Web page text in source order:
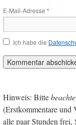
E-Mail-Adresse *
Ich habe die
Hinweis: Bitte
(Erstkommentare und
alle paar Stunden